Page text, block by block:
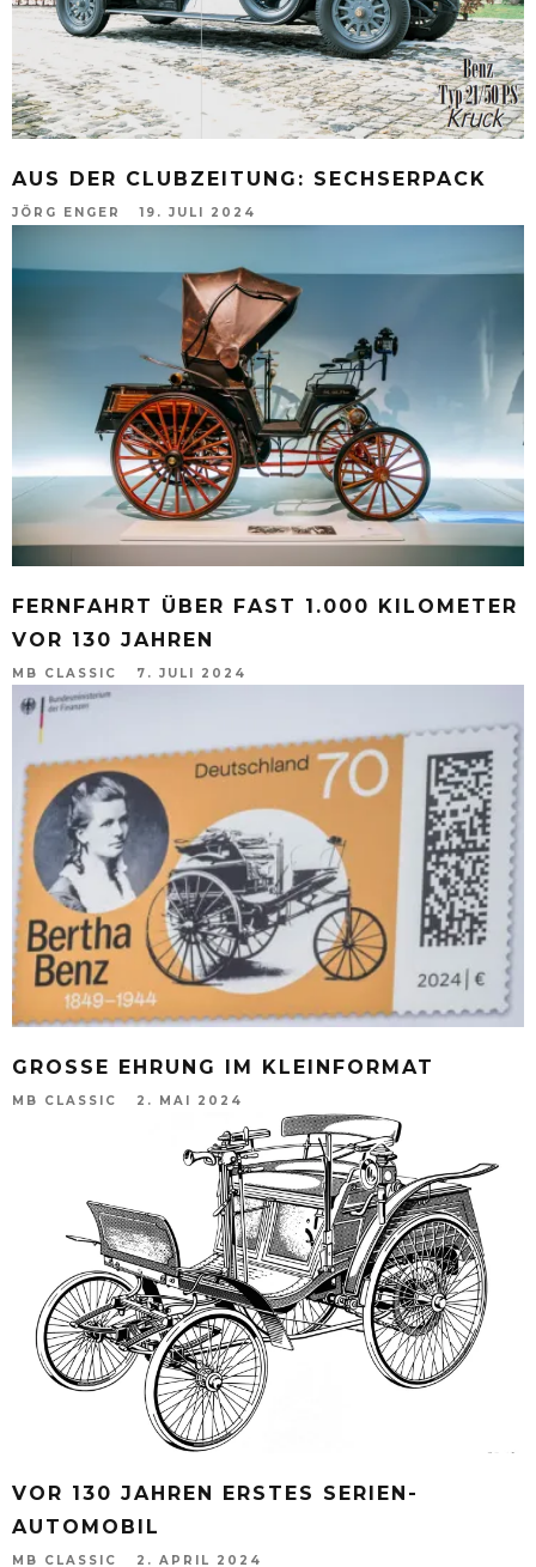
AUS DER CLUBZEITUNG: SECHSERPACK
JÖRG ENGER 19. JULI 2024
FERNFAHRT ÜBER FAST 1.000 KILOMETER
VOR 130 JAHREN
MB CLASSIC 7. JULI 2024
GROSSE EHRUNG IM KLEINFORMAT
MB CLASSIC 2. MAI 2024
VOR 130 JAHREN ERSTES SERIEN-
AUTOMOBIL
MB CLASSIC 2. APRIL 2024